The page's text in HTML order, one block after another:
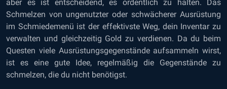
aber es ist entscheidend, es ordentlich zu halten. Das
Schmelzen von ungenutzter oder schwächerer Ausrüstung
im Schmiedemenü ist der effektivste Weg, dein Inventar zu
verwalten und gleichzeitig Gold zu verdienen. Da du beim
Questen viele Ausrüstungsgegenstände aufsammeln wirst,
ist es eine gute Idee, regelmäßig die Gegenstände zu
schmelzen, die du nicht benötigst.